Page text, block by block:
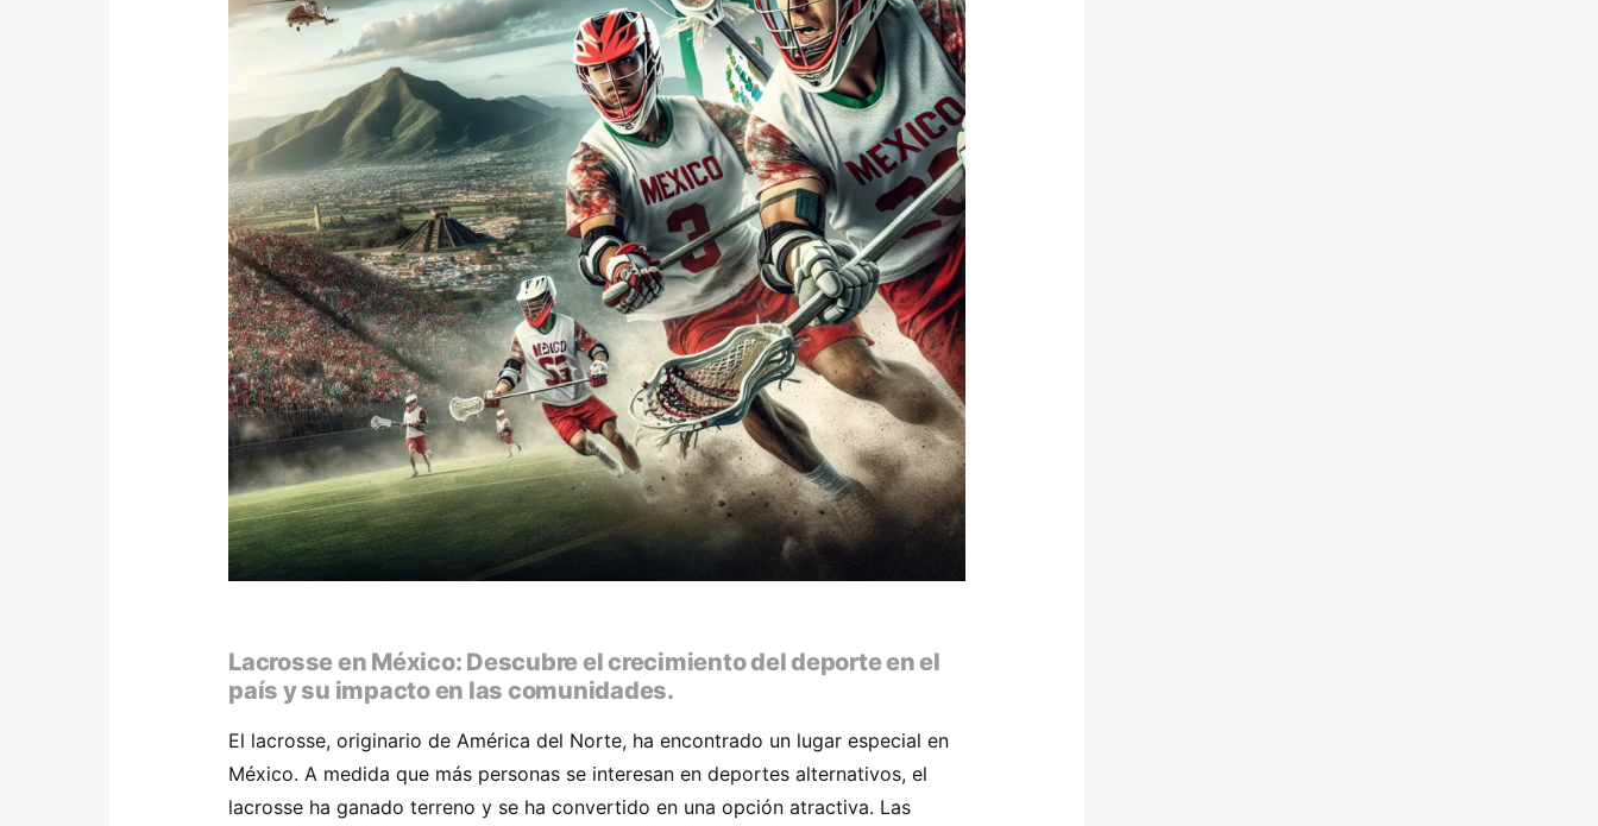
Lacrosse en México: Descubre el crecimiento del deporte en el
país y su impacto en las comunidades.
El lacrosse, originario de América del Norte, ha encontrado un lugar especial en
México. A medida que más personas se interesan en deportes alternativos, el
lacrosse ha ganado terreno y se ha convertido en una opción atractiva. Las